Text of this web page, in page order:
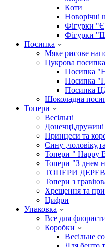
Коти
Новорічні
Фігурки
Фігурки
Посипка
Мяке рисове
Цукрова посипка
Посипка
Посипка
Посипка
Шоколадна
Топери
Весільні
Донечці,дружині
Принцеси та
Сину
Топери " Happy
Топери "З днем
ТОПЕРИ
Топери з
Хрещення та
Цифри
Упаковка
Все для
Коробки
Весільне